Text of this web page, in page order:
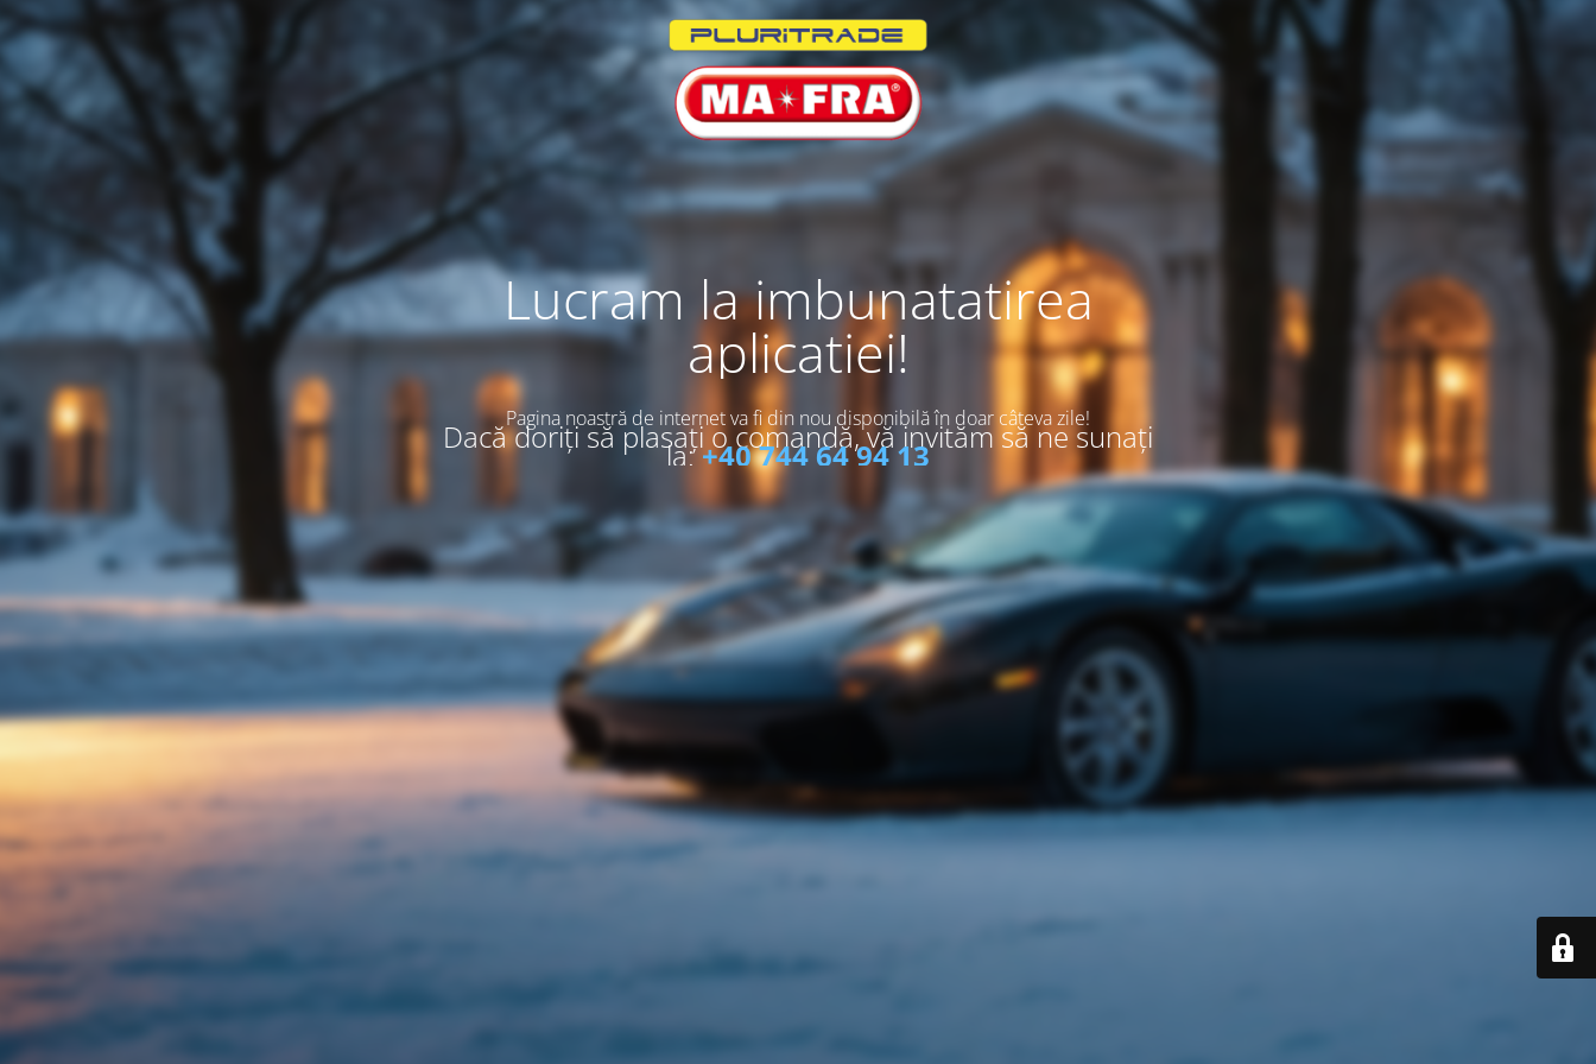
Lucram la imbunatatirea
aplicatiei!
Pagina noastră de internet va fi din nou disponibilă în doar câteva zile!
Dacă doriți să plasați o comandă, vă invităm să ne sunați
la:+40 744 64 94 13